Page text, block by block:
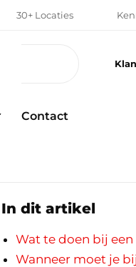
30+ Locaties
Contact
In dit artikel
Wat te doen bij
Wanneer moet je